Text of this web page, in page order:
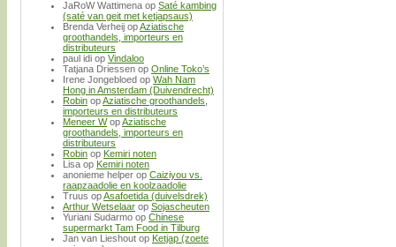
JaRoW Wattimena op Saté kambing
(saté van geit met ketjapsaus)
Brenda Verheij opAziatische
groothandels, importeurs en
distributeurs
paul idi op Vindaloo
Tatjana Driessen op Online Toko’s
Irene Jongebloed op Wah Nam
Hong in Amsterdam (Duivendrecht)
Robin opAziatische groothandels,
importeurs en distributeurs
Meneer WopAziatische
groothandels, importeurs en
distributeurs
Robin op Kemiri noten
Lisa op Kemiri noten
anonieme helper op Caiziyou vs.
raapzaadolie en koolzaadolie
Truus opAsafoetida (duivelsdrek)
Arthur Wetselaar op Sojascheuten
Yuriani Sudarmo op Chinese
supermarkt Tam Food in Tilburg
Jan van Lieshout op Ketjap (zoete